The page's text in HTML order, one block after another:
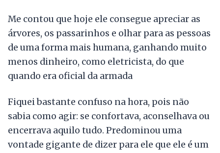
Me contou que hoje ele consegue apreciar as
árvores, os passarinhos e olhar para as pessoas
de uma forma mais humana, ganhando muito
menos dinheiro, como eletricista, do que
quando era oficial da armada
Fiquei bastante confuso na hora, pois não
sabia como agir: se confortava, aconselhava ou
encerrava aquilo tudo. Predominou uma
vontade gigante de dizer para ele que ele é um